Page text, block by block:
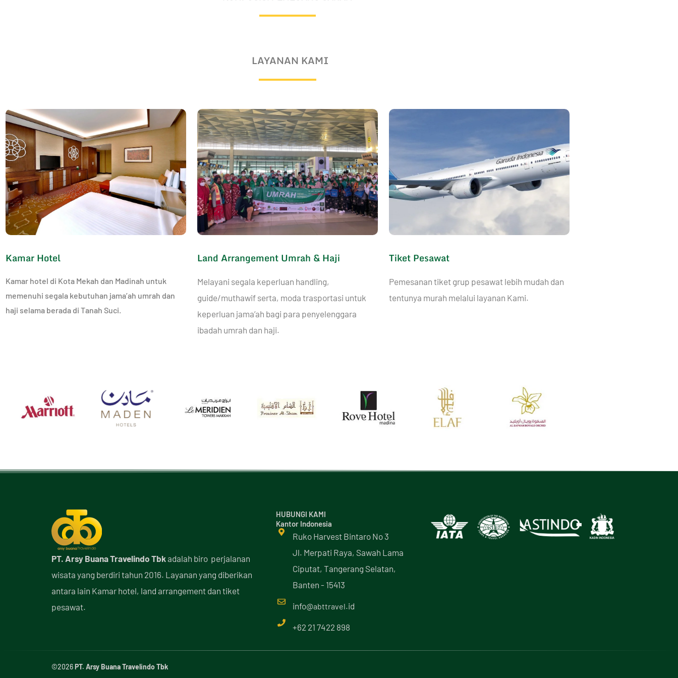
LAYANAN KAMI
Kamar Hotel
Kamar hotel di Kota Mekah dan Madinah untuk
memenuhi segala kebutuhan jama’ah umrah dan
haji selama berada di Tanah Suci.
Land Arrangement Umrah & Haji
Melayani segala keperluan handling,
guide/muthawif serta, moda trasportasi untuk
keperluan jama’ah bagi para penyelenggara
ibadah umrah dan haji.
Tiket Pesawat
Pemesanan tiket grup pesawat lebih mudah dan
tentunya murah melalui layanan Kami.
PT. Arsy Buana Travelindo Tbkadalah biro perjalanan
wisata yang berdiri tahun 2016. Layanan yang diberikan
antara lain Kamar hotel, land arrangement dan tiket
pesawat.
HUBUNGI KAMI
Kantor Indonesia
Ruko Harvest Bintaro No 3
Jl. Merpati Raya, Sawah Lama
Ciputat, Tangerang Selatan,
Banten - 15413
info@abttravel.id
+62 21 7422 898
©2026PT. Arsy Buana Travelindo Tbk